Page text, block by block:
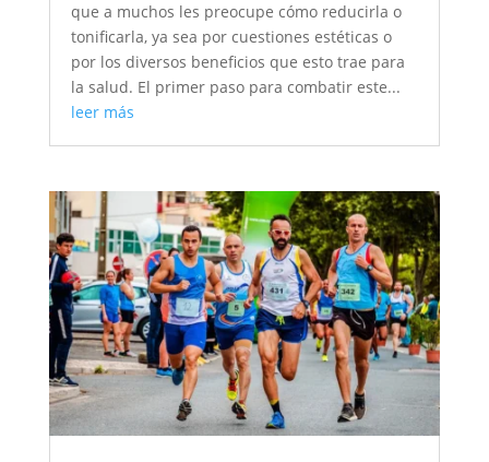
que a muchos les preocupe cómo reducirla o
tonificarla, ya sea por cuestiones estéticas o
por los diversos beneficios que esto trae para
la salud. El primer paso para combatir este...
leer más